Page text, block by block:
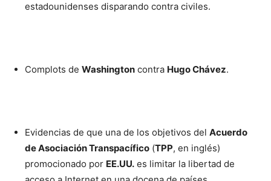
estadounidenses disparando contra civiles.
Complots de Washington contra Hugo Chávez.
Evidencias de que una de los objetivos del Acuerdo
de Asociación Transpacífico (TPP, en inglés)
promocionado por EE.UU. es limitar la libertad de